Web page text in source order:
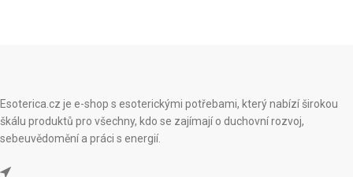
Esoterica.cz je e-shop s esoterickými potřebami, který nabízí širokou
škálu produktů pro všechny, kdo se zajímají o duchovní rozvoj,
sebeuvědomění a práci s energií.